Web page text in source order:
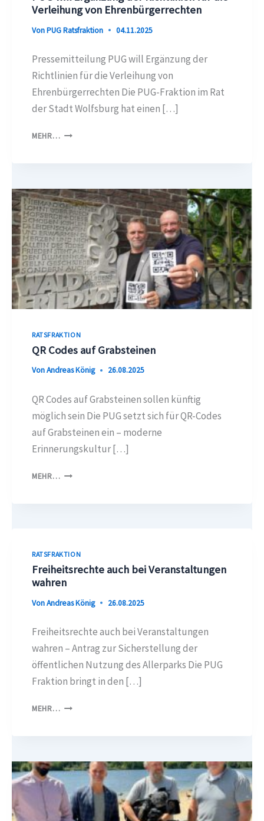
Verleihung von Ehrenbürgerrechten
VonPUG Ratsfraktion 04.11.2025
Pressemitteilung PUG will Ergänzung der
Richtlinien für die Verleihung von
Ehrenbürgerrechten Die PUG-Fraktion im Rat
der Stadt Wolfsburg hat einen […]
MEHR… PUG
FÜR
DIE
VERLEIHUNG
VON
EHRENBÜRGERRECHTEN
RATSFRAKTION
QR Codes auf Grabsteinen
VonAndreas König 26.08.2025
QR Codes auf Grabsteinen sollen künftig
möglich sein Die PUG setzt sich für QR-Codes
auf Grabsteinen ein – moderne
Erinnerungskultur […]
MEHR… QR
RATSFRAKTION
Freiheitsrechte auch bei Veranstaltungen
wahren
VonAndreas König 26.08.2025
Freiheitsrechte auch bei Veranstaltungen
wahren – Antrag zur Sicherstellung der
öffentlichen Nutzung des Allerparks Die PUG
Fraktion bringt in den […]
MEHR… FREIHEITSRECHTE